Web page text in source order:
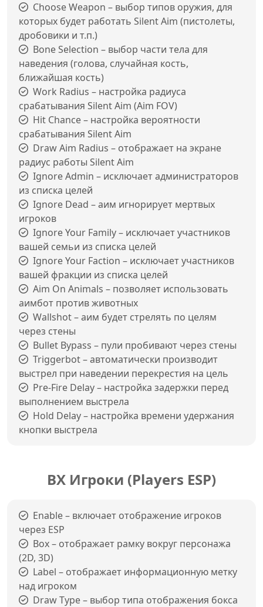
Choose Weapon – выбор типов оружия, для
которых будет работать Silent Aim (пистолеты,
дробовики и т.п.)
Bone Selection – выбор части тела для
наведения (голова, случайная кость,
ближайшая кость)
Work Radius – настройка радиуса
срабатывания Silent Aim (Aim FOV)
Hit Chance – настройка вероятности
срабатывания Silent Aim
Draw Aim Radius – отображает на экране
радиус работы Silent Aim
Ignore Admin – исключает администраторов
из списка целей
Ignore Dead – аим игнорирует мертвых
игроков
Ignore Your Family – исключает участников
вашей семьи из списка целей
Ignore Your Faction – исключает участников
вашей фракции из списка целей
Aim On Animals – позволяет использовать
аимбот против животных
Wallshot – аим будет стрелять по целям
через стены
Bullet Bypass – пули пробивают через стены
Triggerbot – автоматически производит
выстрел при наведении перекрестия на цель
Pre-Fire Delay – настройка задержки перед
выполнением выстрела
Hold Delay – настройка времени удержания
кнопки выстрела
ВХ Игроки (Players ESP)
Enable – включает отображение игроков
через ESP
Box – отображает рамку вокруг персонажа
(2D, 3D)
Label – отображает информационную метку
над игроком
Draw Type – выбор типа отображения бокса